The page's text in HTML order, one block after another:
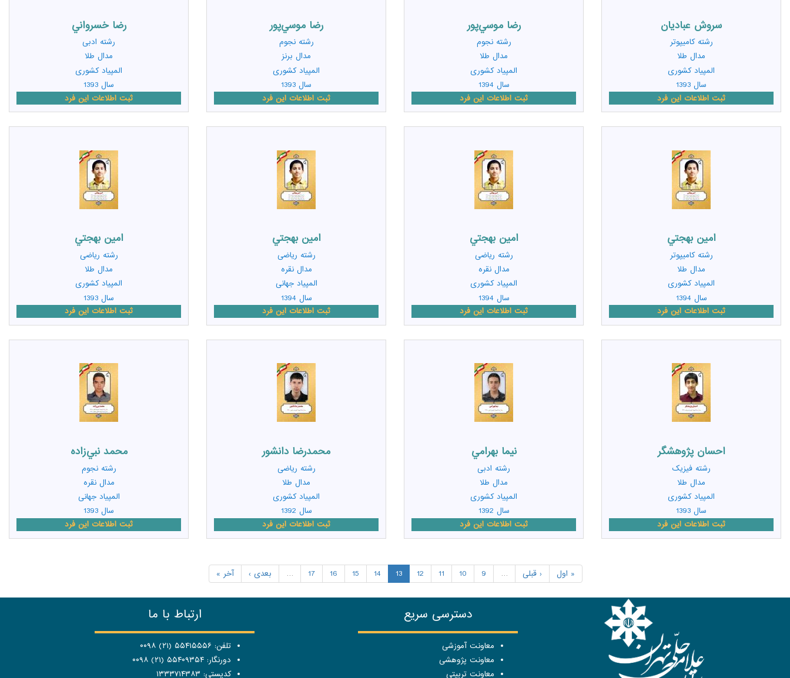
سروش عباديان
رشته کامیپوتر
مدال طلا
المپیاد کشوری
سال 1393
ثبت اطلاعات این فرد
رضا موسي‌پور
رشته نجوم
مدال طلا
المپیاد کشوری
سال 1394
ثبت اطلاعات این فرد
رضا موسي‌پور
رشته نجوم
مدال برنز
المپیاد کشوری
سال 1393
ثبت اطلاعات این فرد
رضا خسرواني
رشته ادبی
مدال طلا
المپیاد کشوری
سال 1393
ثبت اطلاعات این فرد
امين بهجتي
رشته کامیپوتر
مدال طلا
المپیاد کشوری
سال 1394
ثبت اطلاعات این فرد
امين بهجتي
رشته ریاضی
مدال نقره
المپیاد کشوری
سال 1394
ثبت اطلاعات این فرد
امين بهجتي
رشته ریاضی
مدال نقره
المپیاد جهانی
سال 1394
ثبت اطلاعات این فرد
امين بهجتي
رشته ریاضی
مدال طلا
المپیاد کشوری
سال 1393
ثبت اطلاعات این فرد
احسان پژوهشگر
رشته فیزیک
مدال طلا
المپیاد کشوری
سال 1393
ثبت اطلاعات این فرد
نيما بهرامي
رشته ادبی
مدال طلا
المپیاد کشوری
سال 1392
ثبت اطلاعات این فرد
محمدرضا دانشور
رشته ریاضی
مدال طلا
المپیاد کشوری
سال 1392
ثبت اطلاعات این فرد
محمد نبي‌زاده
رشته نجوم
مدال نقره
المپیاد جهانی
سال 1393
ثبت اطلاعات این فرد
« اول ‹ قبلی …
9
10
11
12
13
14
15
16
17
… بعدی › آخر »
دسترسی سریع
معاونت آموزشی
معاونت پژوهشی
معاونت تربیتی
ارتباط با ما
تلفن: ۵۵۴۱۵۵۵۶ (۲۱) ۰۰۹۸
دورنگار: ۵۵۴۰۹۳۵۴ (۲۱) ۰۰۹۸
کدپستی: ۱۳۳۳۷۱۴۳۸۳